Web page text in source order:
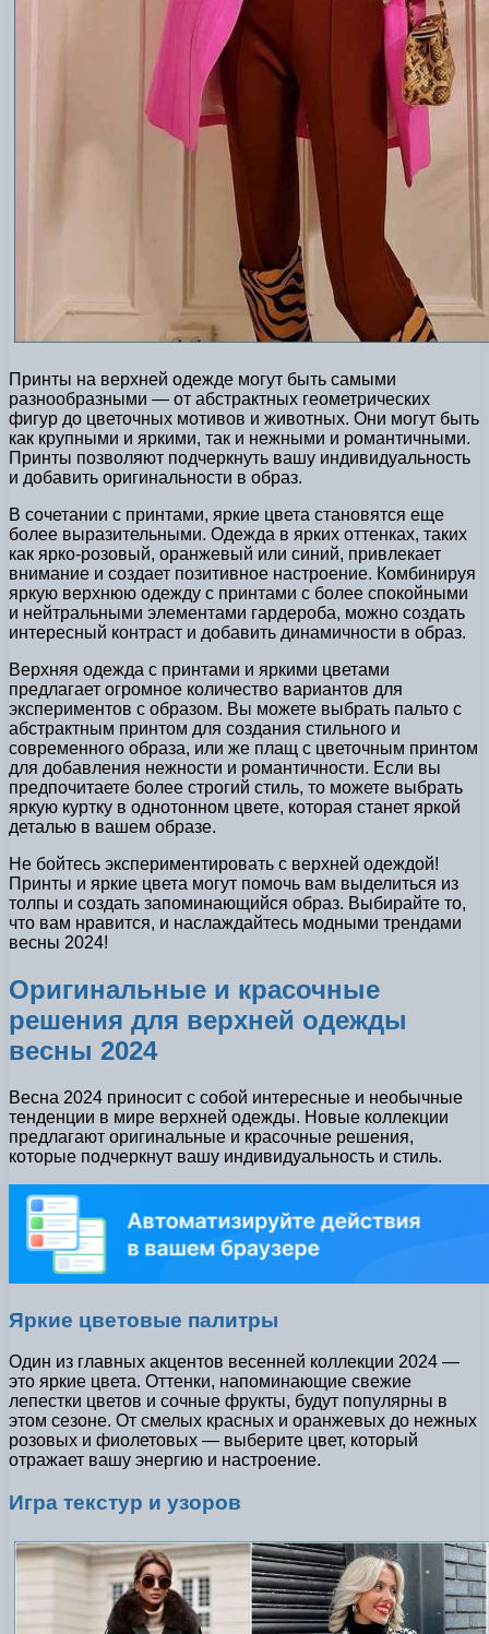
Принты на верхней одежде могут быть самыми
разнообразными — от абстрактных геометрических
фигур до цветочных мотивов и животных. Они могут быть
как крупными и яркими, так и нежными и романтичными.
Принты позволяют подчеркнуть вашу индивидуальность
и добавить оригинальности в образ.
В сочетании с принтами, яркие цвета становятся еще
более выразительными. Одежда в ярких оттенках, таких
как ярко-розовый, оранжевый или синий, привлекает
внимание и создает позитивное настроение. Комбинируя
яркую верхнюю одежду с принтами с более спокойными
и нейтральными элементами гардероба, можно создать
интересный контраст и добавить динамичности в образ.
Верхняя одежда с принтами и яркими цветами
предлагает огромное количество вариантов для
экспериментов с образом. Вы можете выбрать пальто с
абстрактным принтом для создания стильного и
современного образа, или же плащ с цветочным принтом
для добавления нежности и романтичности. Если вы
предпочитаете более строгий стиль, то можете выбрать
яркую куртку в однотонном цвете, которая станет яркой
деталью в вашем образе.
Не бойтесь экспериментировать с верхней одеждой!
Принты и яркие цвета могут помочь вам выделиться из
толпы и создать запоминающийся образ. Выбирайте то,
что вам нравится, и наслаждайтесь модными трендами
весны 2024!
Оригинальные и красочные
решения для верхней одежды
весны 2024
Весна 2024 приносит с собой интересные и необычные
тенденции в мире верхней одежды. Новые коллекции
предлагают оригинальные и красочные решения,
которые подчеркнут вашу индивидуальность и стиль.
Яркие цветовые палитры
Один из главных акцентов весенней коллекции 2024 —
это яркие цвета. Оттенки, напоминающие свежие
лепестки цветов и сочные фрукты, будут популярны в
этом сезоне. От смелых красных и оранжевых до нежных
розовых и фиолетовых — выберите цвет, который
отражает вашу энергию и настроение.
Игра текстур и узоров